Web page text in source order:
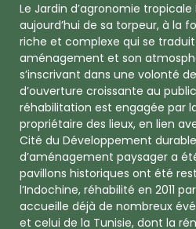
Le Jardin d’agronomie
aujourd’hui de sa torpeur, à la
riche et complexe qui se
aménagement et son
s’inscrivant dans une volonté
d’ouverture croissante au
réhabilitation est engagée par
propriétaire des lieux, en lien
Cité du Développement
d’aménagement paysager a
pavillons historiques ont été
l’Indochine, réhabilité en 2011
accueille déjà de nombreux
et celui de la Tunisie, dont la